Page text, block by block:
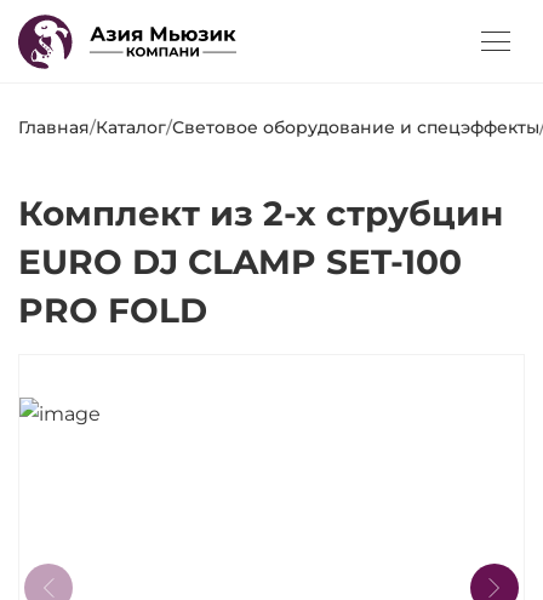
Главная/Каталог/Световое оборудование и спецэффекты
Комплект из 2-х струбцин
EURO DJ CLAMP SET-100
PRO FOLD